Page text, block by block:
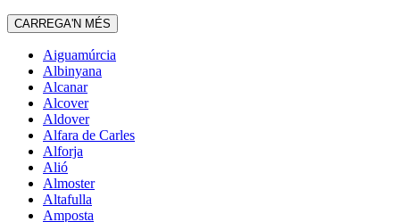
CARREGA'N MÉS
Aiguamúrcia
Albinyana
Alcanar
Alcover
Aldover
Alfara de Carles
Alforja
Alió
Almoster
Altafulla
Amposta